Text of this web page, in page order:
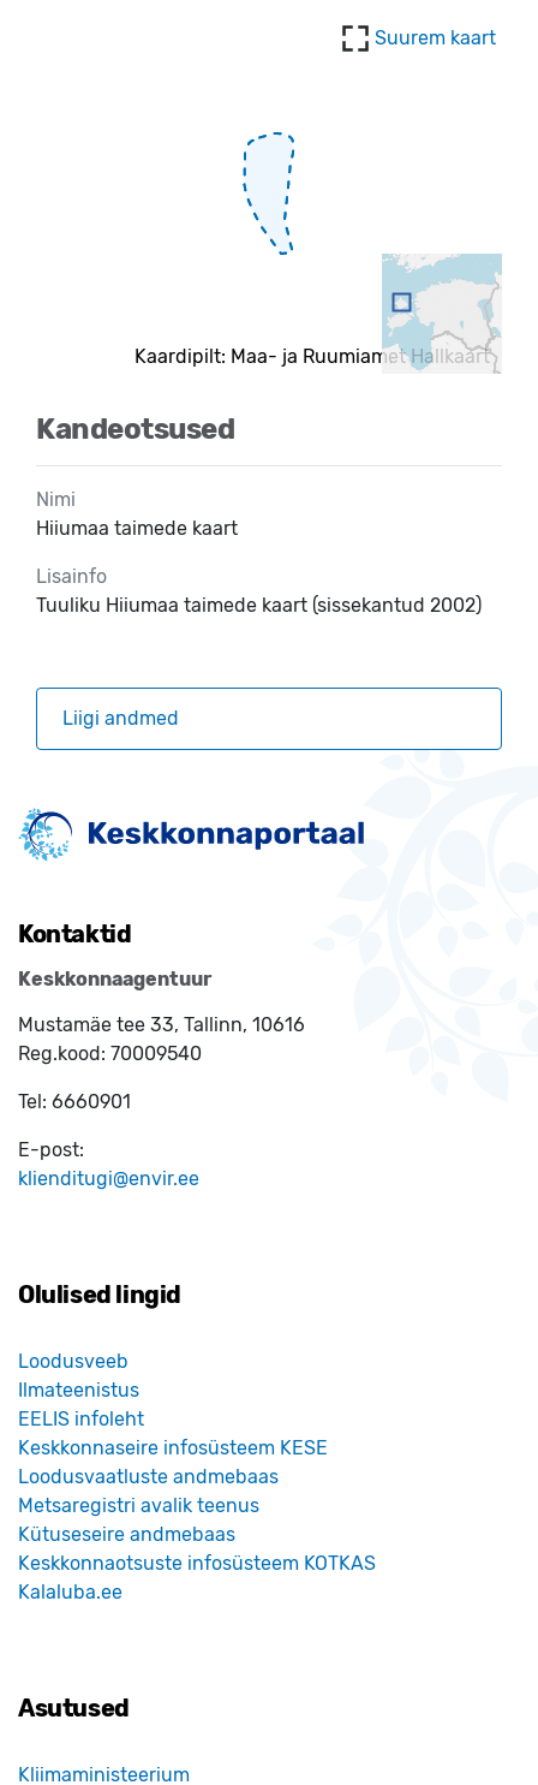
Suurem kaart
Kaardipilt: Maa- ja Ruumiamet Hallkaart
Kandeotsused
Nimi
Hiiumaa taimede kaart
Lisainfo
Tuuliku Hiiumaa taimede kaart (sissekantud 2002)
Liigi andmed
Kontaktid
Keskkonnaagentuur
Mustamäe tee 33, Tallinn, 10616
Reg.kood: 70009540
Tel: 6660901
E-post:
klienditugi@envir.ee
Olulised lingid
Loodusveeb
Ilmateenistus
EELIS infoleht
Keskkonnaseire infosüsteem KESE
Loodusvaatluste andmebaas
Metsaregistri avalik teenus
Kütuseseire andmebaas
Keskkonnaotsuste infosüsteem KOTKAS
Kalaluba.ee
Asutused
Kliimaministeerium